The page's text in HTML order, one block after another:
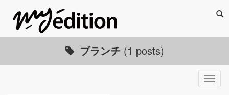
ブランチ (1 posts)